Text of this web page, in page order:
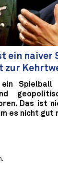
ein naiver
zur
ein Spielball
Das ist
es nicht gut